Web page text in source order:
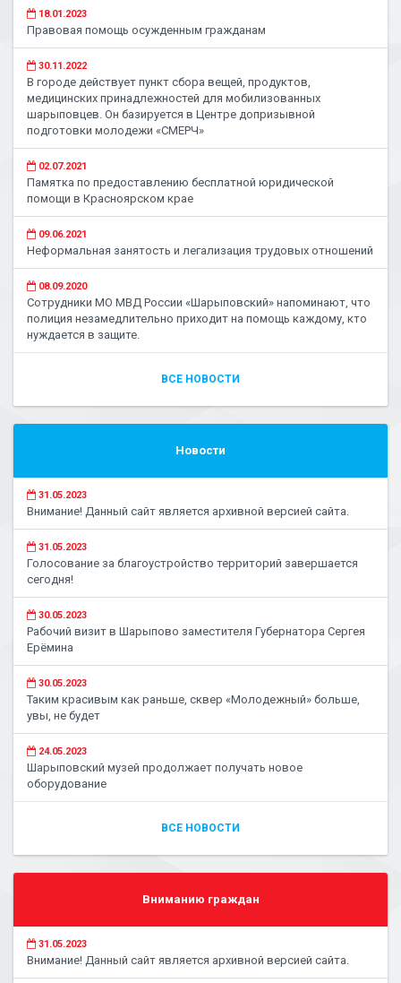
18.01.2023
Правовая помощь осужденным гражданам
30.11.2022
В городе действует пункт сбора вещей, продуктов,
медицинских принадлежностей для мобилизованных
шарыповцев. Он базируется в Центре допризывной
подготовки молодежи «СМЕРЧ»
02.07.2021
Памятка по предоставлению бесплатной юридической
помощи в Красноярском крае
09.06.2021
Неформальная занятость и легализация трудовых отношений
08.09.2020
Сотрудники МО МВД России «Шарыповский» напоминают, что
полиция незамедлительно приходит на помощь каждому, кто
нуждается в защите.
ВСЕ НОВОСТИ
Новости
31.05.2023
Внимание! Данный сайт является архивной версией сайта.
31.05.2023
Голосование за благоустройство территорий завершается
сегодня!
30.05.2023
Рабочий визит в Шарыпово заместителя Губернатора Сергея
Ерёмина
30.05.2023
Таким красивым как раньше, сквер «Молодежный» больше,
увы, не будет
24.05.2023
Шарыповский музей продолжает получать новое
оборудование
ВСЕ НОВОСТИ
Вниманию граждан
31.05.2023
Внимание! Данный сайт является архивной версией сайта.